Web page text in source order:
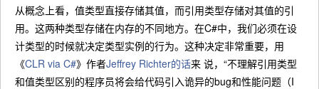
从概念上看，值类型直接存储其值，而引用类型存储对其值的引
用。这两种类型存储在内存的不同地方。在C#中，我们必须在设
计类型的时候就决定类型实例的行为。这种决定非常重要，用
《CLR via C#》作者Jeffrey Richter的话来 说，“不理解引用类型
和值类型区别的程序员将会给代码引入诡异的bug和性能问题（I